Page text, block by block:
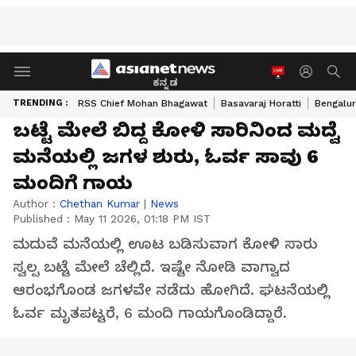
ಕನ್ನಡ
TRENDING : RSS Chief Mohan Bhagawat Basavaraj Horatti
ಬಟ್ಟೆ ಮೇಲೆ ಬಿದ್ದ ಕೋಳಿ ಸಾರಿನಿಂದ ಮದ್ವೆ
ಮನೆಯಲ್ಲಿ ಜಗಳ ಶುರು, ಓರ್ವ ಸಾವು 6
ಮಂದಿಗೆ ಗಾಯ
Author : Chethan Kumar | News
Published : May 11 2026, 01:18 PM IST
ಮದುವೆ ಮನೆಯಲ್ಲಿ ಊಟ ಬಡಿಸುವಾಗ ಕೋಳಿ ಸಾರು
ಸ್ವಲ್ಪ ಬಟ್ಟೆ ಮೇಲೆ ಚೆಲ್ಲಿದೆ. ಇಷ್ಟೇ ನೋಡಿ ವಾಗ್ವಾದ
ಆರಂಭಗೊಂಡ ಜಗಳವೇ ನಡೆದು ಹೋಗಿದೆ. ಘಟನೆಯಲ್ಲಿ
ಓರ್ವ ಮೃತಪಟ್ಟರೆ, 6 ಮಂದಿ ಗಾಯಗೊಂಡಿದ್ದಾರೆ.